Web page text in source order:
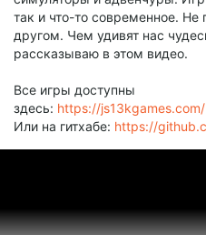
так и что-то современное.
другом. Чем удивят нас
рассказываю в этом видео.
Все игры доступны
здесь: https://
Или на гитхабе: https://